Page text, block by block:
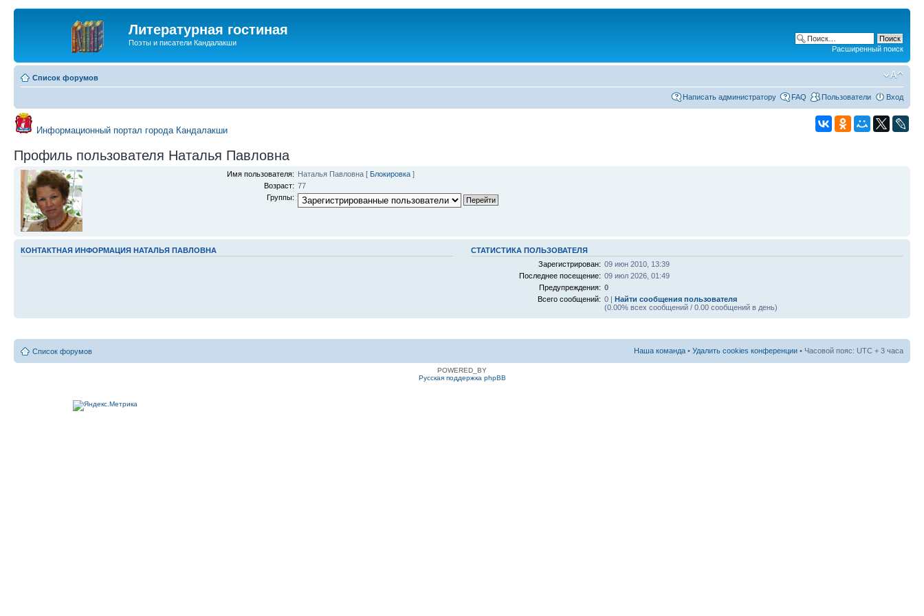
Литературная гостиная
Поэты и писатели Кандалакши
Расширенный поиск
Список форумов
Написать администратору FAQ Пользователи Вход
Информационный портал города Кандалакши
Профиль пользователя Наталья Павловна
Имя пользователя: Наталья Павловна [ Блокировка ]
Возраст: 77
Группы:
КОНТАКТНАЯ ИНФОРМАЦИЯ НАТАЛЬЯ ПАВЛОВНА
СТАТИСТИКА ПОЛЬЗОВАТЕЛЯ
Зарегистрирован: 09 июн 2010, 13:39
Последнее посещение: 09 июл 2026, 01:49
Предупреждения: 0
Всего сообщений: 0 | Найти сообщения пользователя
(0.00% всех сообщений / 0.00 сообщений в день)
Список форумов Наша команда • Удалить cookies конференции • Часовой пояс: UTC + 3 часа
POWERED_BY
Русская поддержка phpBB